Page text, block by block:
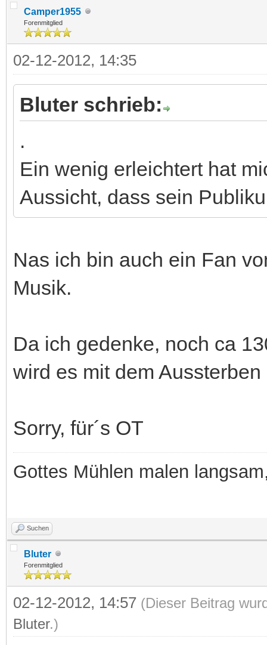
Camper1955
Forenmitglied
02-12-2012, 14:35
Bluter schrieb:
.
Ein wenig erleichtert hat
Aussicht, dass sein
Nas ich bin auch ein Fan
Musik.
Da ich gedenke, noch ca
wird es mit dem
Sorry, für´s OT
Gottes Mühlen malen
Suchen
Bluter
Forenmitglied
02-12-2012, 14:57 (Dieser Beitrag
Bluter.)